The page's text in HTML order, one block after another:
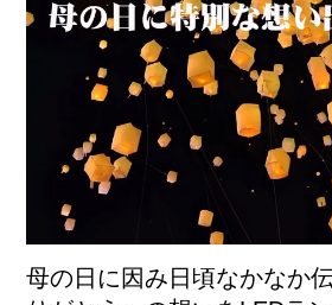
母の日に因み日頃なかなか